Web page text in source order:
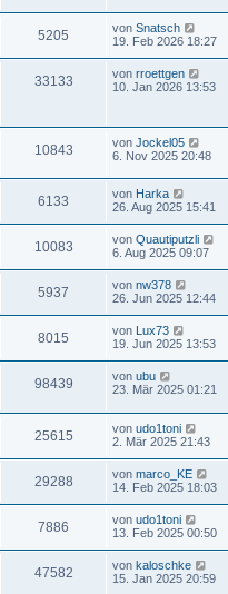
5205 von Snatsch
19. Feb 2026 18:27
33133 von rroettgen
10. Jan 2026 13:53
10843 von Jockel05
6. Nov 2025 20:48
6133 von Harka
26. Aug 2025 15:41
10083 von Quautiputzli
6. Aug 2025 09:07
5937 von nw378
26. Jun 2025 12:44
8015 von Lux73
19. Jun 2025 13:53
98439 von ubu
23. Mär 2025 01:21
25615 von udo1toni
2. Mär 2025 21:43
29288 von marco_KE
14. Feb 2025 18:03
7886 von udo1toni
13. Feb 2025 00:50
47582 von kaloschke
15. Jan 2025 20:59